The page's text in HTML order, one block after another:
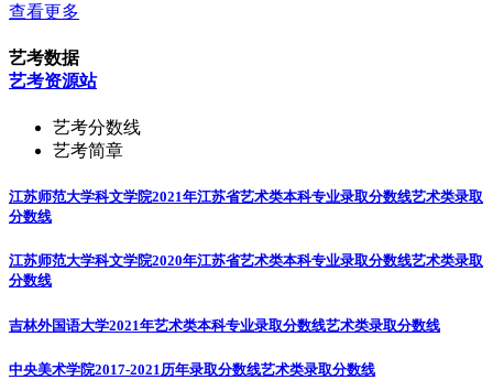
查看更多
艺考数据
艺考资源站
艺考分数线
艺考简章
江苏师范大学科文学院2021年江苏省艺术类本科专业录取分数线艺术类录取
分数线
江苏师范大学科文学院2020年江苏省艺术类本科专业录取分数线艺术类录取
分数线
吉林外国语大学2021年艺术类本科专业录取分数线艺术类录取分数线
中央美术学院2017-2021历年录取分数线艺术类录取分数线